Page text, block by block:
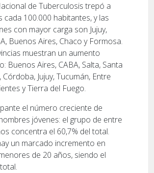
de Tuberculosis trepó a
cada 100.000 habitantes, y las
con mayor carga son Jujuy,
Buenos Aires, Chaco y Formosa.
muestran un aumento
Buenos Aires, CABA, Salta, Santa
Córdoba, Jujuy, Tucumán, Entre
y Tierra del Fuego.
el número creciente de
jóvenes: el grupo de entre
concentra el 60,7% del total.
un marcado incremento en
de 20 años, siendo el